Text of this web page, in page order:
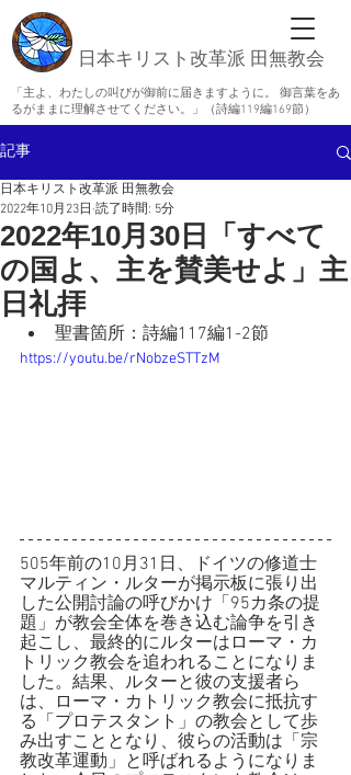
日本キリスト改革派 田無教会
「主よ、わたしの叫びが御前に届きますように。 御言葉をあ
るがままに理解させてください。」（詩編119編169節）
記事
2022年10月30日「すべて
の国よ、主を賛美せよ」主
日礼拝
日本キリスト改革派 田無教会
2022年10月23日 読了時間: 5分
聖書箇所：詩編117編1-2節
https://youtu.be/rNobzeSTTzM
505年前の10月31日、ドイツの修道士
マルティン・ルターが掲示板に張り出
した公開討論の呼びかけ「95カ条の提
題」が教会全体を巻き込む論争を引き
起こし、最終的にルターはローマ・カ
トリック教会を追われることになりま
した。結果、ルターと彼の支援者ら
は、ローマ・カトリック教会に抵抗す
る「プロテスタント」の教会として歩
み出すこととなり、彼らの活動は「宗
教改革運動」と呼ばれるようになりま